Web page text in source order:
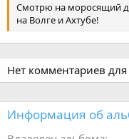
Смотрю на моросящий
на Волге и Ахтубе!
Нет комментариев
Информация об